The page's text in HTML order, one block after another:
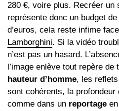
280 €, voire plus. Recréer un
représente donc un budget
d’euros, cela reste infime
Lamborghini. Si la vidéo
n’est pas un hasard.
l’image enlève tout repère
hauteur d’homme, les
sont cohérents, la
comme dans un reportage